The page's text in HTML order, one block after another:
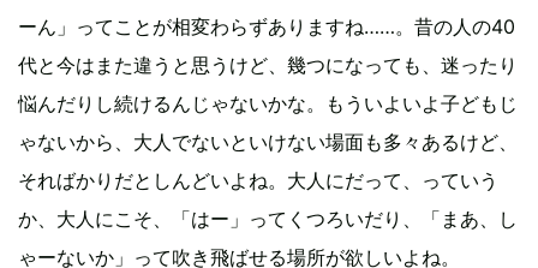
ーん」ってことが相変わらずありますね……。昔の人の40
代と今はまた違うと思うけど、幾つになっても、迷ったり
悩んだりし続けるんじゃないかな。もういよいよ子どもじ
ゃないから、大人でないといけない場面も多々あるけど、
そればかりだとしんどいよね。大人にだって、っていう
か、大人にこそ、「はー」ってくつろいだり、「まあ、し
ゃーないか」って吹き飛ばせる場所が欲しいよね。